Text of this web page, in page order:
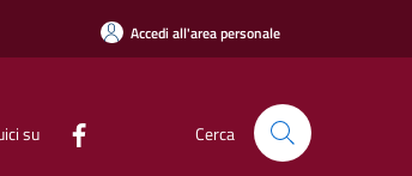
Accedi all'area personale
su Cerca